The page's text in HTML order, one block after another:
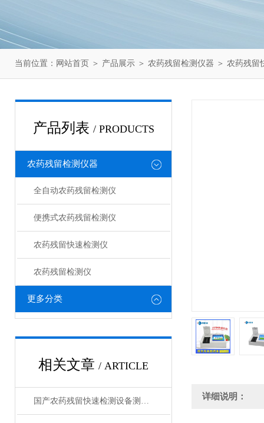
当前位置： 网站首页 ＞ 产品展示 ＞ 农药残留检测仪器 ＞ 农药残留
产品列表 / PRODUCTS
农药残留检测仪器
全自动农药残留检测仪
便携式农药残留检测仪
农药残留快速检测仪
农药残留检测仪
更多分类
相关文章 / ARTICLE
国产农药残留快速检测设备测评：技术革新市场格局分析 详细说明：